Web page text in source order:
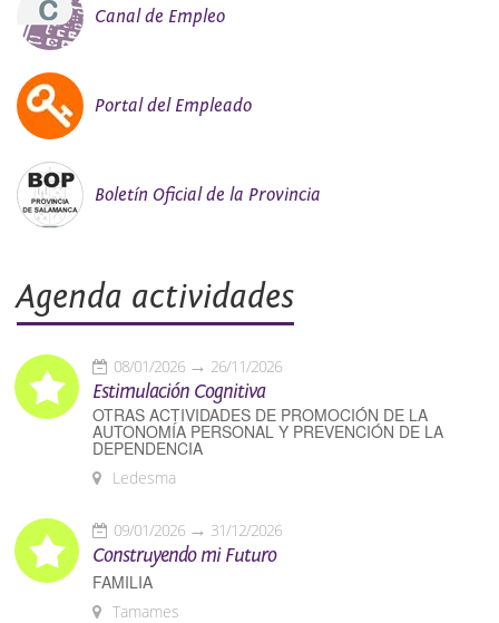
Canal de Empleo
Portal del Empleado
Boletín Oficial de la Provincia
Agenda actividades
08/01/2026 26/11/2026
Estimulación Cognitiva
OTRAS ACTIVIDADES DE PROMOCIÓN DE LA
AUTONOMÍA PERSONAL Y PREVENCIÓN DE LA
DEPENDENCIA
Ledesma
09/01/2026 31/12/2026
Construyendo mi Futuro
FAMILIA
Tamames